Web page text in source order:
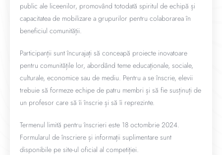
public ale liceenilor, promovând totodată spiritul de echipă și
capacitatea de mobilizare a grupurilor pentru colaborarea în
beneficiul comunității.
Participanții sunt încurajați să conceapă proiecte inovatoare
pentru comunitățile lor, abordând teme educaționale, sociale,
culturale, economice sau de mediu. Pentru a se înscrie, elevii
trebuie să formeze echipe de patru membri și să fie susținuți de
un profesor care să îi înscrie și să îi reprezinte.
Termenul limită pentru înscrieri este 18 octombrie 2024.
Formularul de înscriere și informații suplimentare sunt
disponibile pe site-ul oficial al competiției.